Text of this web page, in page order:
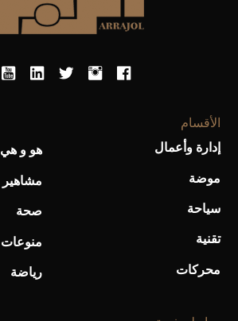
الأقسام
إدارة وأعمال
موضة
سياحة
تقنية
محركات
هو و هي
مشاهير
صحة
منوعات
رياضة